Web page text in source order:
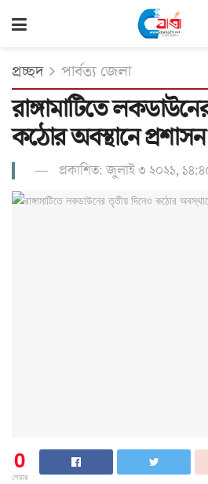
প্রচ্ছদ পার্বত্য জেলা
রাঙ্গামাটিতে
কঠোর অবস্থানে প্রশাসন
প্রকাশিত: জুলাই ৩ ২০২১,
0
শেয়ার